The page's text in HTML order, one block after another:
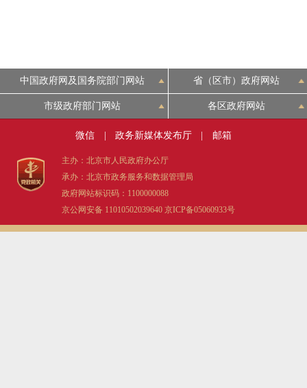
中国政府网及国务院部门网站 省（区市）政府网站
市级政府部门网站 各区政府网站
微信 政务新媒体发布厅 邮箱
主办：北京市人民政府办公厅
承办：北京市政务服务和数据管理局
政府网站标识码：1100000088
京公网安备 11010502039640 京ICP备05060933号